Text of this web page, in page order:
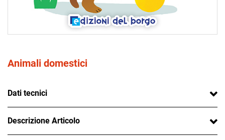
Animali domestici
Dati tecnici
Descrizione Articolo